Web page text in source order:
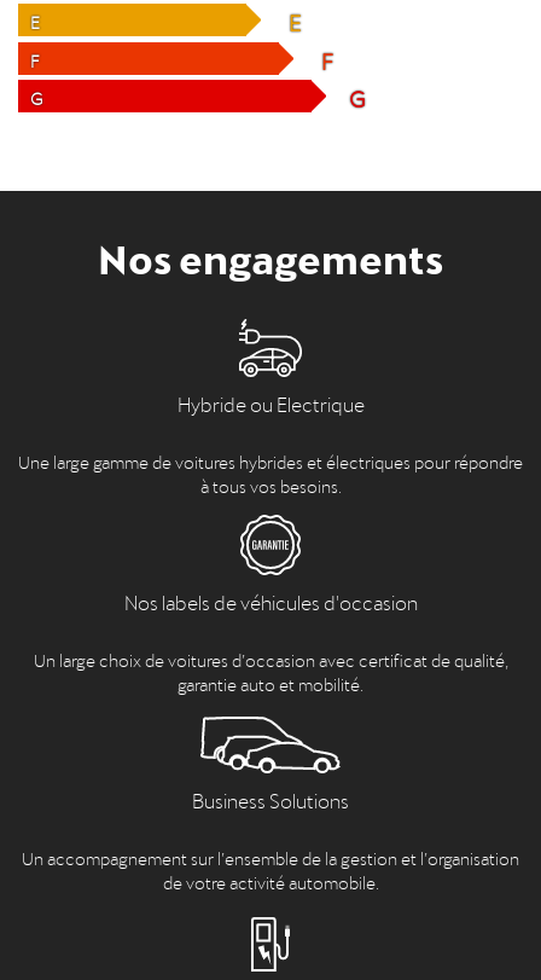
E E
F F
G G
Nos engagements
Hybride ou Electrique
Une large gamme de voitures hybrides et électriques pour répondre
à tous vos besoins.
Nos labels de véhicules d'occasion
Un large choix de voitures d’occasion avec certificat de qualité,
garantie auto et mobilité.
Business Solutions
Un accompagnement sur l’ensemble de la gestion et l’organisation
de votre activité automobile.